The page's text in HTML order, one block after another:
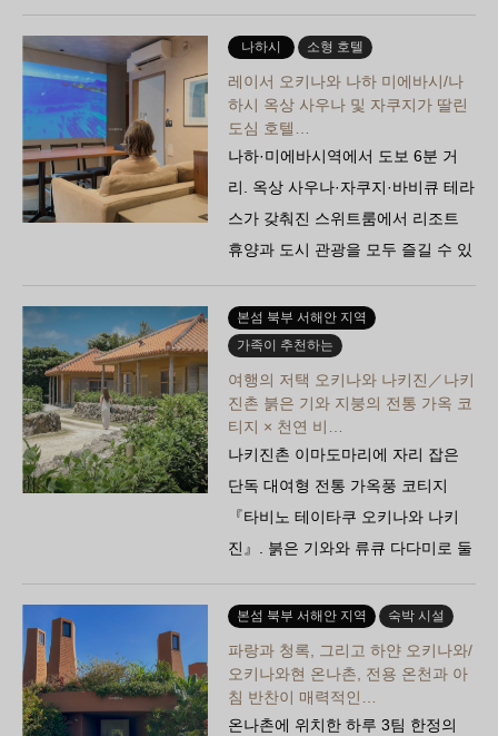
상층 라운지도 잘 갖춰져 있습니다.
커플, 여자들끼리의 여행…
나하시 소형 호텔
레이서 오키나와 나하 미에바시/나
하시 옥상 사우나 및 자쿠지가 딸린
도심 호텔…
나하·미에바시역에서 도보 6분 거
리. 옥상 사우나·자쿠지·바비큐 테라
스가 갖춰진 스위트룸에서 리조트
휴양과 도시 관광을 모두 즐길 수 있
는 ‘레이서 오키나와 나하 미에바시’.
장기 체류에 안성맞춤인 주방…
본섬 북부 서해안 지역
가족이 추천하는
여행의 저택 오키나와 나키진／나키
진촌 붉은 기와 지붕의 전통 가옥 코
티지 × 천연 비…
나키진촌 이마도마리에 자리 잡은
단독 대여형 전통 가옥풍 코티지
『타비노 테이타쿠 오키나와 나키
진』. 붉은 기와와 류큐 다다미로 둘
러싸여 있으며, 취사 가능 및 세탁·
건조기 완비. 천연 해변과 추라우미
수족관까지 차로…
본섬 북부 서해안 지역 숙박 시설
파랑과 청록, 그리고 하얀 오키나와/
오키나와현 온나촌, 전용 온천과 아
침 반찬이 매력적인…
온나촌에 위치한 하루 3팀 한정의